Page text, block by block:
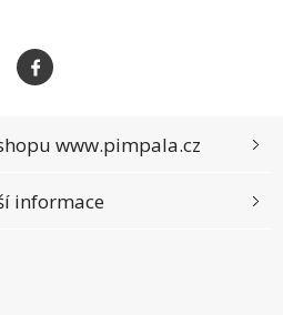
www.pimpala.cz
informace